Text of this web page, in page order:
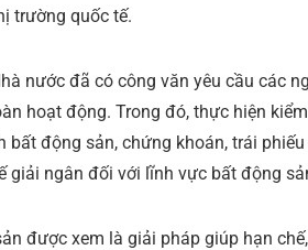
trường quốc tế.
nước đã có công văn yêu cầu các
hoạt động. Trong đó, thực hiện
bất động sản, chứng khoán, trái
giải ngân đối với lĩnh vực bất động
được xem là giải pháp giúp hạn